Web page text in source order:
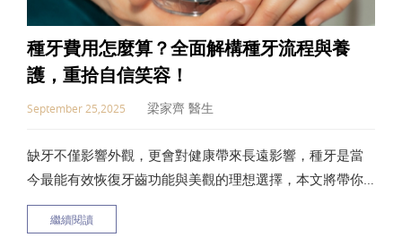
種牙費用怎麼算？全面解構種牙流程與養
護，重拾自信笑容！
September 25,2025 梁家齊 醫生
缺牙不僅影響外觀，更會對健康帶來長遠影響，種牙是當
今最能有效恢復牙齒功能與美觀的理想選擇，本文將帶你
全面了解種牙是什麼、手術流程、類型選擇以及術後照護
要點，幫助你重拾健康自信的笑容，做出最適合自己的美
繼續閱讀